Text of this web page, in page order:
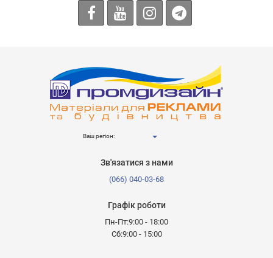
Ваш регіон:
Зв'язатися з нами
(066) 040-03-68
Графік роботи
Пн-Пт:9:00 - 18:00
Сб:9:00 - 15:00